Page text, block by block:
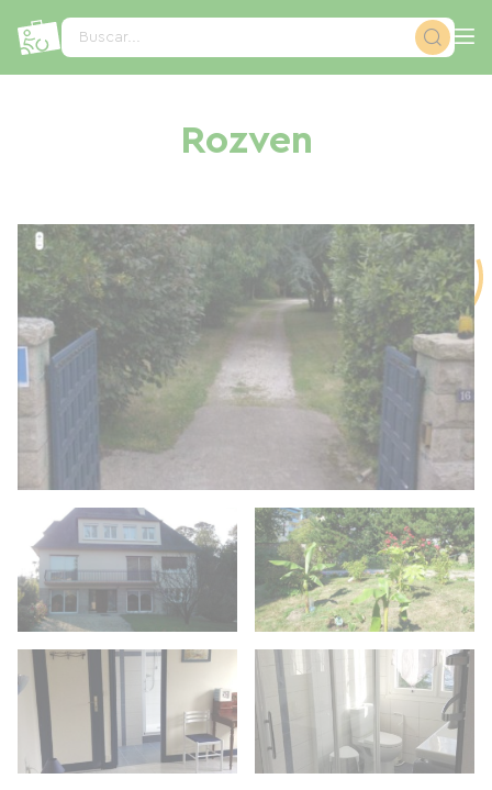
Buscar...
Rozven
Panel de gestión de cookies